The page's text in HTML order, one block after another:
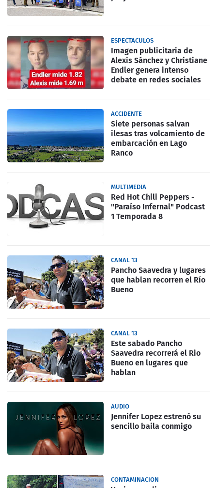
ESPECTACULOS
Imagen publicitaria de
Alexis Sánchez y Christiane
Endler genera intenso
debate en redes sociales
ACCIDENTE
Siete personas salvan
ilesas tras volcamiento de
embarcación en Lago
Ranco
MULTIMEDIA
Red Hot Chili Peppers -
"Paraíso Infernal" Podcast
1 Temporada 8
CANAL 13
Pancho Saavedra y lugares
que hablan recorren el Río
Bueno
CANAL 13
Este sabado Pancho
Saavedra recorrerá el Rio
Bueno en lugares que
hablan
AUDIO
Jennifer Lopez estrenó su
sencillo baila conmigo
CONTAMINACION